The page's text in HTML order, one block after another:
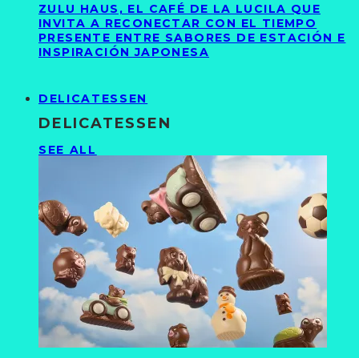
ZULU HAUS, EL CAFÉ DE LA LUCILA QUE
INVITA A RECONECTAR CON EL TIEMPO
PRESENTE ENTRE SABORES DE ESTACIÓN E
INSPIRACIÓN JAPONESA
DELICATESSEN
DELICATESSEN
SEE ALL